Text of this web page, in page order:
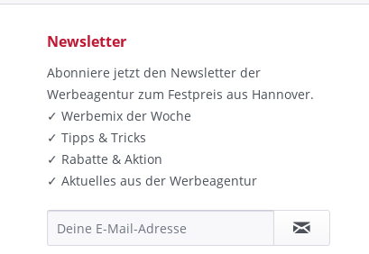
Newsletter
Abonniere jetzt den Newsletter der
Werbeagentur zum Festpreis aus Hannover.
✓ Werbemix der Woche
✓ Tipps & Tricks
✓ Rabatte & Aktion
✓ Aktuelles aus der Werbeagentur